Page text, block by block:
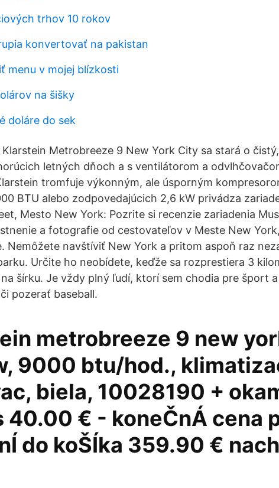
trhov 10 rokov
konvertovať na pakistan
menu v mojej blízkosti
na šišky
doláre do sek
Klarstein Metrobreeze 9 New York City sa stará o
letných dňoch a s ventilátorom a
tromfuje výkonným, ale úsporným
BTU alebo zodpovedajúcich 2,6 kW privádza
Mesto New York: Pozrite si recenzie zariadenia
a fotografie od cestovateľov v Meste New
Nemôžete navštíviť New York a pritom aspoň raz
Určite ho neobídete, keďže sa rozprestiera 3
šírku. Je vždy plný ľudí, ktorí sem chodia pre šport
pozerať baseball.
metrobreeze 9 new
9000 btu/hod.,
biela, 10028190 +
40.00 € - koneČnÁ cena
do koŠÍka 359.90 €